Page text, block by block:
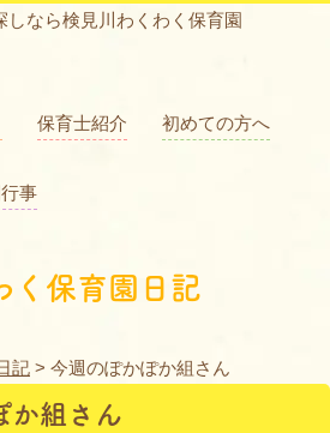
なら検見川わくわく保育園
保育士紹介 初めての方へ
事
く保育園日記
記 > 今週のぽかぽか組さん
か組さん